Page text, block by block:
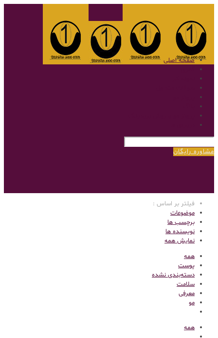
صفحه اصلی
مشاوره رایگان
فیلتر بر اساس :
موضوعات
برچسب ها
نویسنده ها
نمایش همه
همه
پوست
دسته‌بندی نشده
سلامت
معرفی
مو
همه